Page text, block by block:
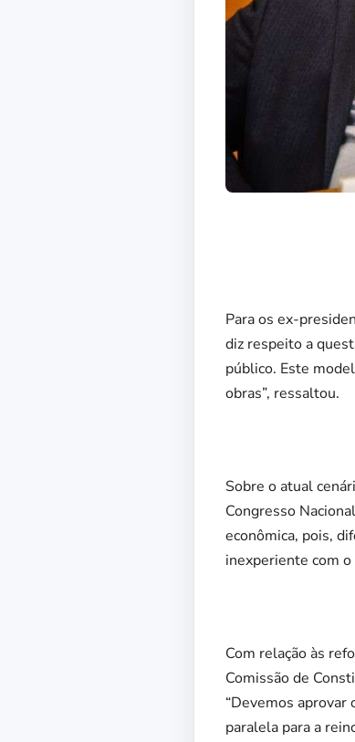
Para os ex-
diz respeito a
público. Este
obras”, ressaltou.
Sobre o atual
Congresso
econômica, pois,
inexperiente com
Com relação às
Comissão de
“Devemos aprovar
paralela para a